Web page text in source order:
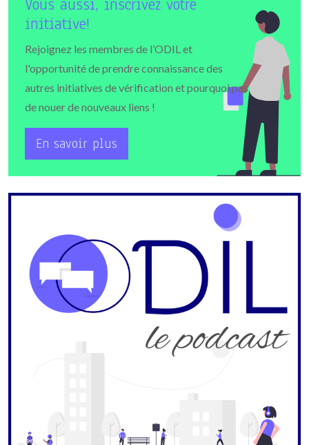
Vous aussi, inscrivez votre
initiative!
Rejoignez les membres de l’ODIL et
l'opportunité de prendre connaissance des
autres initiatives de vérification et pourquoi pas
de nouer de nouveaux liens !
En savoir plus